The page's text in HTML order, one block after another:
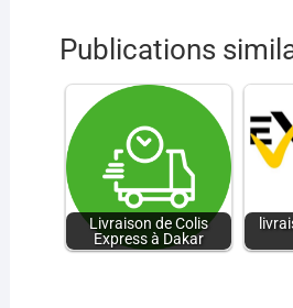
Publications
Livraison de Colis
Express à Dakar